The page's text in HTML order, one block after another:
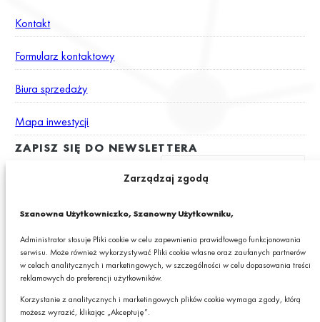
Zarządzaj zgodą
Szanowna Użytkowniczko, Szanowny Użytkowniku,
Administrator stosuje Pliki cookie w celu zapewnienia prawidłowego funkcjonowania
serwisu. Może również wykorzystywać Pliki cookie własne oraz zaufanych partnerów
w celach analitycznych i marketingowych, w szczególności w celu dopasowania treści
reklamowych do preferencji użytkowników.
Korzystanie z analitycznych i marketingowych plików cookie wymaga zgody, którą
możesz wyrazić, klikając „Akceptuję”.
Kontakt
Formularz kontaktowy
Biura sprzedaży
Mapa inwestycji
ZAPISZ SIĘ DO NEWSLETTERA
adres e-mail newslettera z informacjami o ciekawych promocjach,
produktach lub usługach GRANIT S.A.*
* Pola obowiązkowe
Podając swój adres e-mail wyrażasz zgodę na otrzymywanie drogą elektroniczną,
produktach lub usługach GRANIT S.A. oraz zgodę na przetwarzanie przez GRANIT
S.A. Twoich danych osobowych w postaci tego adresu e-mail. Szczegółowe zasady